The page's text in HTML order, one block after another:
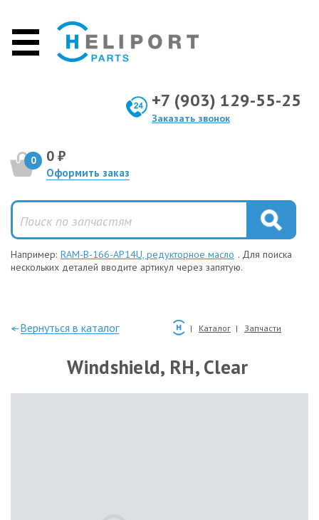
+7 (903) 129-55-25
Заказать звонок
0 0 ₽
Оформить заказ
Например: RAM-B-166-AP14U, редукторное масло . Для поиска
нескольких деталей вводите артикул через запятую.
—Вернуться в каталог Каталог Запчасти
Windshield, RH, Clear